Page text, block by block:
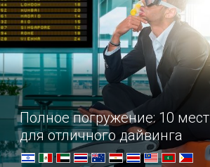
своими белокаменными стенами и
колокольнями на фоне …
Полное погружение: 10 мест
для отличного дайвинга